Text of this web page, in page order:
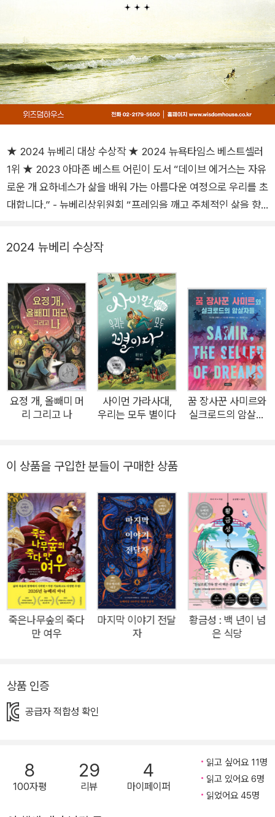
★ 2024 뉴베리 대상 수상작 ★ 2024 뉴욕타임스 베스트셀러
1위 ★ 2023 아마존 베스트 어린이 도서 “데이브 에거스는 자유
로운 개 요하네스가 삶을 배워 가는 아름다운 여정으로 우리를 초
대합니다.” - 뉴베리상위원회 “프레임을 깨고 주체적인 삶을 향
를 찾는 것에 대한 심도 깊은 이야기." -『뉴욕 타임스 북 리뷰』
- 맥 바넷(아동문학가) “세상을 자기 눈으로 볼 수 없다면, 어떻
게 ‘눈’이라고 할 수 있을까? ”세상을 바라보는 시선을 바꿀 아름
답고 위대한 이야기! 퓰리처상 최종 후보에 오른 『비틀거리는 천
재의 가슴 아픈 이야기』, 전미도서상 최종 후보에 오른 『왕을 위
한 홀로그램』으로 놀라운 필력과 문학의 정수를 보여준 바 있는
데이브 에거스 작가의 2024 뉴베리 대상 수상작 『눈과 보이지
않는』이 위즈덤하우스에서 출간되었다. 『눈과 보이지 않는』은 도
시의 공원에 사는 개 요하네스가 공원 안 우리에 갇혀 살아가는
들소들을 탈출시키는 과정을 그린 모험담이다. 불가능해 보이는
자유로운 걸까? 나는 세상을 제대로 바라보고 있는 걸까? 산다는
건 과연 무엇일까? 다수의 수상 경력이 있는 작가 데이브 에거스
와 칼데콧상 수상자인 숀 해리스는 이런 요하네스의 자아 찾기 여
정을 대담하고 자유로운 서사와 아름다운 삽화로 담아 냈다. 어른
의 문턱에 선 십 대들이라면 우정, 자연에의 찬미, 도전, 연대, 모
순, 집착, 무지, 증오, 반발이 뒤섞인 들소 탈출 작전을 펼치면서
자아를 찾아가는 요하네스를 통해 단단한 용기와 세상을 바라보
는 자기만의 새로운 눈을 얻게 될 것이다. “네가 정말로 ‘눈’이라
면, 난 네가 함께 떠나야 한다고 생각해.” 바깥이 있다는 걸 알고
서야 안에만 있었다는 것을 깨달은 자유로운 개 요하네스의 아름
는 과정을 그린 모험담이다. 요하네스는 자신이 인간들이 주는 사
료를 받아먹고 살아가는 반려견들과 달리, 스스로 먹이를 찾아 먹
고 목줄에 묶이지 않은 자유로운 존재인 것에 대해 자부심을 느끼
바다 건너 본토에서 온 염소들로부터 놀라운 이야기를 듣게 된다.
요하네스가 사는 곳이 바다로 둘러싸인 아주 작은 섬에 불과하다
는 것. 이때부터 요하네스는 자신이 정말 자유로운 것인지 스스로
2024 뉴베리 수상작
요정 개, 올빼미 머
리 그리고 나
사이먼 가라사대,
우리는 모두 별이다
꿈 장사꾼 사미르와
실크로드의 암살자
이 상품을 구입한 분들이 구매한 상품
죽은나무숲의 죽다
만 여우
마지막 이야기 전달
자
황금성 : 백 년이 넘
은 식당
상품 인증
공급자 적합성 확인
8
100자평
29
리뷰
4
마이페이퍼
읽고 싶어요 11명
읽고 있어요 6명
읽었어요 45명